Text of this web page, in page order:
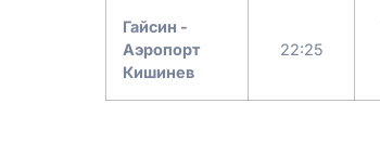
Гайсин -
Аэропорт
Кишинев
22:25